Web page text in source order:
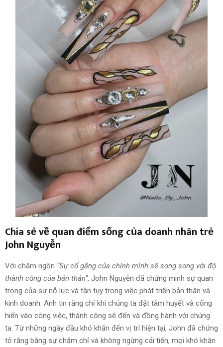
Chia sẻ về quan điểm sống của doanh nhân trẻ
John Nguyễn
Với châm ngôn “Sự cố gắng của chính mình sẽ song song với độ
thành công của bản thân”, John Nguyễn đã chứng minh sự quan
trọng của sự nỗ lực và tận tụy trong việc phát triển bản thân và
kinh doanh. Anh tin rằng chỉ khi chúng ta đặt tâm huyết và cống
hiến vào công việc, thành công sẽ đến và đồng hành với chúng
ta. Từ những ngày đầu khó khăn đến vị trí hiện tại, John đã chứng
tỏ rằng bằng sự chăm chỉ và không ngừng cải tiến, mọi khó khăn